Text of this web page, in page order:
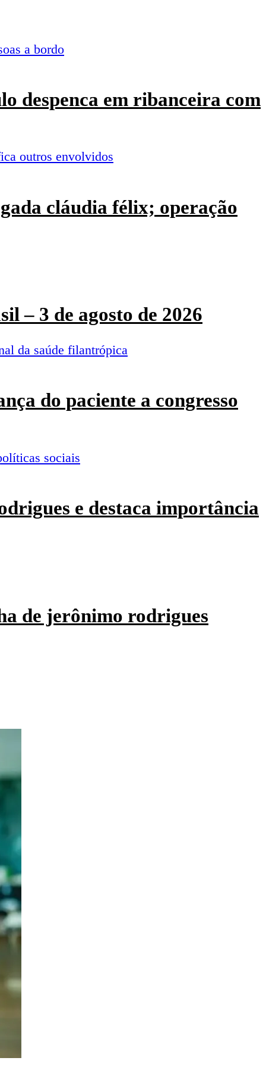
despenca em ribanceira com
cláudia félix; operação
– 3 de agosto de 2026
do paciente a congresso
e destaca importância
de jerônimo rodrigues